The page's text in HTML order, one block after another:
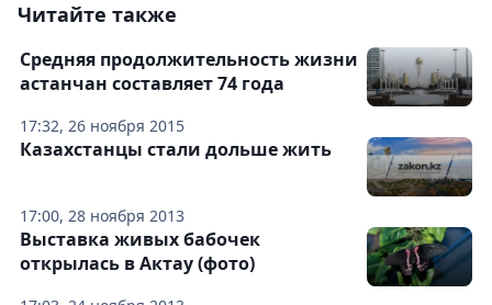
Читайте также
17:32, 26 ноября 2015
Средняя продолжительность жизни
астанчан составляет 74 года
17:00, 28 ноября 2013
Казахстанцы стали дольше жить
Выставка живых бабочек
открылась в Актау (фото)